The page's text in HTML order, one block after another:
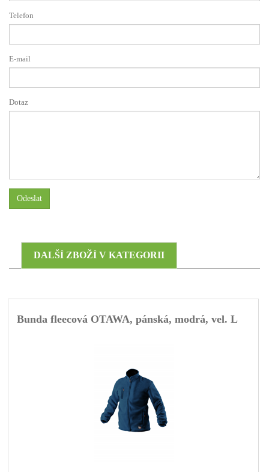
Telefon
E-mail
Dotaz
Odeslat
DALŠÍ ZBOŽÍ V KATEGORII
Bunda fleecová OTAWA, pánská, modrá, vel. L